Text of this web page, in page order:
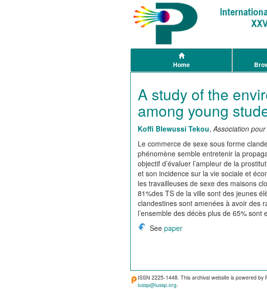
Home
A study of the
among young
Koffi Blewussi Tekou,Association
Le commerce de sexe sous forme
phénomène semble entretenir la
objectif d’évaluer l’ampleur de la
et son incidence sur la vie sociale et
les travailleuses de sexe des maisons
81%des TS de la ville sont des jeunes
clandestines sont amenées à avoir des
l’ensemble des décès plus de 65%
See paper
ISSN 2225-1448. This archival website is powered
iussp@iussp.org.